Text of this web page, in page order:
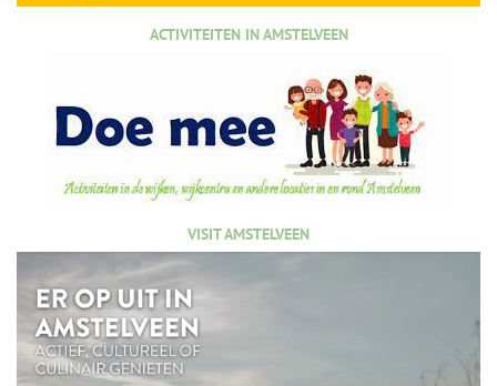
ACTIVITEITEN IN AMSTELVEEN
VISIT AMSTELVEEN